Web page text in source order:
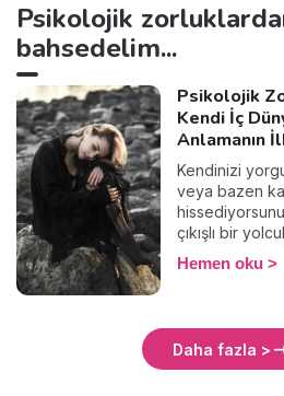
Psikolojik
bahsedelim...
Psikolojik
Kendi İç
Anlamanın
Kendinizi
veya bazen
çıkışlı bir
psikolojik
karşılaşmak
iç huzurunuzu
yardımcı
Hemen oku
Daha fazla >